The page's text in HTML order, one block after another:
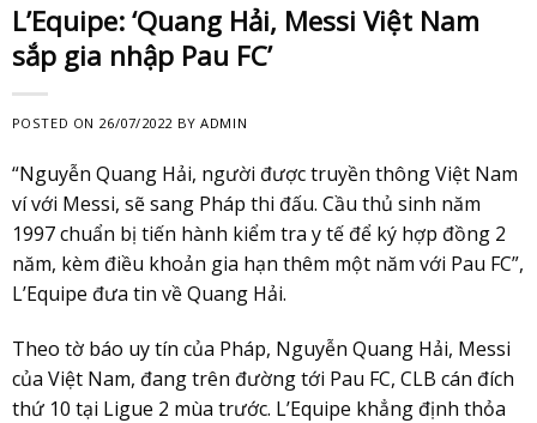
L’Equipe: ‘Quang Hải, Messi Việt Nam
sắp gia nhập Pau FC’
POSTED ON 26/07/2022 BYADMIN
“Nguyễn Quang Hải, người được truyền thông Việt Nam
ví với Messi, sẽ sang Pháp thi đấu. Cầu thủ sinh năm
1997 chuẩn bị tiến hành kiểm tra y tế để ký hợp đồng 2
năm, kèm điều khoản gia hạn thêm một năm với Pau FC”,
L’Equipe đưa tin về Quang Hải.
Theo tờ báo uy tín của Pháp, Nguyễn Quang Hải, Messi
của Việt Nam, đang trên đường tới Pau FC, CLB cán đích
thứ 10 tại Ligue 2 mùa trước. L’Equipe khẳng định thỏa